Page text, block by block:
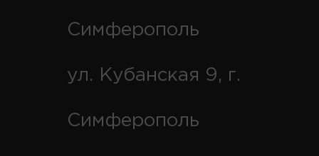
Симферополь
ул. Кубанская 9, г.
Симферополь